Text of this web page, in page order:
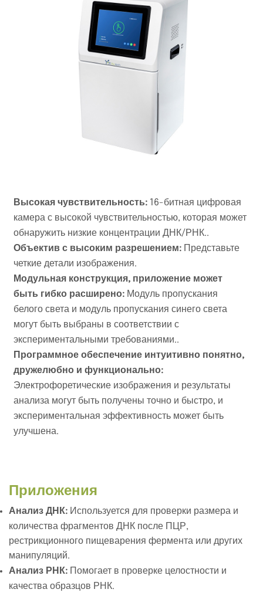
Высокая чувствительность: 16-битная цифровая
камера с высокой чувствительностью, которая может
обнаружить низкие концентрации ДНК/РНК..
Объектив с высоким разрешением: Представьте
четкие детали изображения.
Модульная конструкция, приложение может
быть гибко расширено: Модуль пропускания
белого света и модуль пропускания синего света
могут быть выбраны в соответствии с
экспериментальными требованиями..
Программное обеспечение интуитивно понятно,
дружелюбно и функционально:
Электрофоретические изображения и результаты
анализа могут быть получены точно и быстро, и
экспериментальная эффективность может быть
улучшена.
Приложения
Анализ ДНК: Используется для проверки размера и
количества фрагментов ДНК после ПЦР,
рестрикционного пищеварения фермента или других
манипуляций.
Анализ РНК: Помогает в проверке целостности и
качества образцов РНК.